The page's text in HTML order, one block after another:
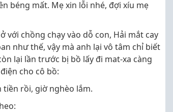
béng mất. Mẹ xin lỗi nhé, đợi xíu mẹ
với chồng chạy vào dỗ con, Hải mắt cay
như thế, vậy mà anh lại vô tâm chỉ biết
lại lần trước bị bồ lấy đi mat-xa càng
cho cô bồ:
tiền rồi, giờ nghèo lắm.